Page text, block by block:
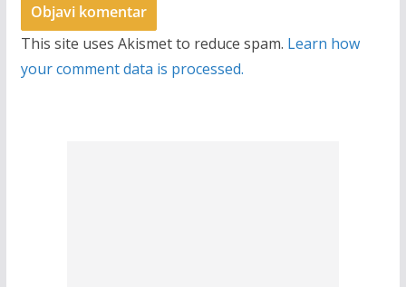
This site uses Akismet to reduce spam. Learn how
your comment data is processed.